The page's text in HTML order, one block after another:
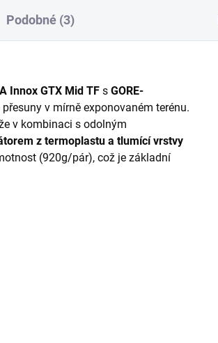
Podobné (3)
Innox GTX Mid TF s GORE-
v mírně exponovaném terénu.
v kombinaci s odolným
z termoplastu a tlumící vrstvy
(920g/pár), což je základní